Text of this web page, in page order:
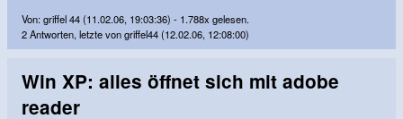
Von: griffel 44 (11.02.06, 19:03:36) - 1.788x gelesen.
2 Antworten, letzte von griffel44 (12.02.06, 12:08:00)
Win XP: alles öffnet sich mit adobe
reader